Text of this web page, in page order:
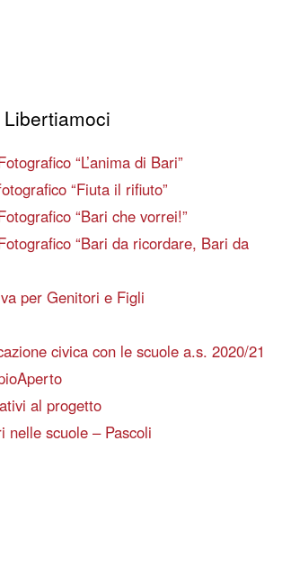
“L’anima di Bari”
“Fiuta il rifiuto”
“Bari che vorrei!”
“Bari da ricordare, Bari da
per Genitori e Figli
civica con le scuole a.s. 2020/21
al progetto
nelle scuole – Pascoli